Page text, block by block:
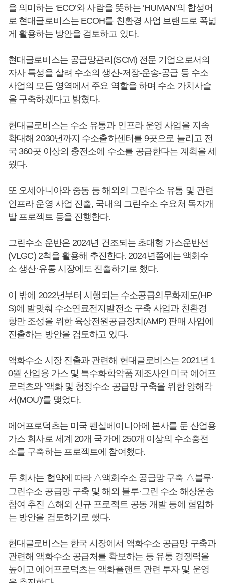
을 의미하는 ‘ECO’와 사람을 뜻하는 ‘HUMAN’의 합성어
로 현대글로비스는 ECOH를 친환경 사업 브랜드로 폭넓
게 활용하는 방안을 검토하고 있다.
현대글로비스는 공급망관리(SCM) 전문 기업으로서의
자사 특성을 살려 수소의 생산-저장-운송-공급 등 수소
사업의 모든 영역에서 주요 역할을 하며 수소 가치사슬
을 구축하겠다고 밝혔다.
현대글로비스는 수소 유통과 인프라 운영 사업을 지속
확대해 2030년까지 수소출하센터를 9곳으로 늘리고 전
국 360곳 이상의 충전소에 수소를 공급한다는 계획을 세
웠다.
또 오세아니아와 중동 등 해외의 그린수소 유통 및 관련
인프라 운영 사업 진출, 국내의 그린수소 수요처 독자개
발 프로젝트 등을 진행한다.
그린수소 운반은 2024년 건조되는 초대형 가스운반선
(VLGC) 2척을 활용해 추진한다. 2024년쯤에는 액화수
소 생산·유통 시장에도 진출하기로 했다.
이 밖에 2022년부터 시행되는 수소공급의무화제도(HP
S)에 발맞춰 수소연료전지발전소 구축 사업과 친환경
항만 조성을 위한 육상전원공급장치(AMP) 판매 사업에
진출하는 방안을 검토하고 있다.
액화수소 시장 진출과 관련해 현대글로비스는 2021년 1
0월 산업용 가스 및 특수화학약품 제조사인 미국 에어프
로덕츠와 '액화 및 청정수소 공급망 구축을 위한 양해각
서(MOU)'를 맺었다.
에어프로덕츠는 미국 펜실베이니아에 본사를 둔 산업용
가스 회사로 세계 20개 국가에 250개 이상의 수소충전
소를 구축하는 프로젝트에 참여했다.
두 회사는 협약에 따라 △액화수소 공급망 구축 △블루·
그린수소 공급망 구축 및 해외 블루·그린 수소 해상운송
참여 추진 △해외 신규 프로젝트 공동 개발 등에 협업하
는 방안을 검토하기로 했다.
현대글로비스는 한국 시장에서 액화수소 공급망 구축과
관련해 액화수소 공급처를 확보하는 등 유통 경쟁력을
높이고 에어프로덕츠는 액화플랜트 관련 투자 및 운영